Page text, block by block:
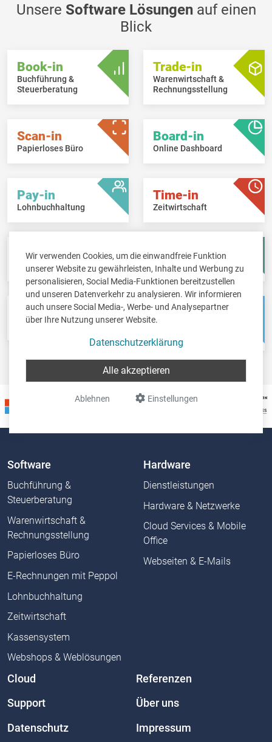
Wir verwenden Cookies, um die einwandfreie Funktion
unserer Website zu gewährleisten, Inhalte und Werbung zu
personalisieren, Social Media-Funktionen bereitzustellen
und unseren Datenverkehr zu analysieren. Wir informieren
auch unsere Social Media-, Werbe- und Analysepartner
über Ihre Nutzung unserer Website.
Datenschutzerklärung
Einstellungen
Ablehnen
Alle akzeptieren
Unsere Software Lösungenauf einen
Blick
Book-in
Buchführung &
Steuerberatung
Trade-in
Warenwirtschaft &
Rechnungsstellung
Scan-in
Papierloses Büro
Board-in
Online Dashboard
Pay-in
Lohnbuchhaltung
Time-in
Zeitwirtschaft
Fisc-in
Steuererklärungen
Account-in
Jahresabschlüsse
Pos-in
Kassensystem
Net-in
Webshops &
Software
Buchführung &
Steuerberatung
Warenwirtschaft &
Rechnungsstellung
Papierloses Büro
E-Rechnungen mit Peppol
Lohnbuchhaltung
Zeitwirtschaft
Kassensystem
Webshops & Weblösungen
Hardware
Dienstleistungen
Hardware & Netzwerke
Cloud Services & Mobile
Office
Webseiten & E-Mails
Cloud Referenzen
Support Über uns
Datenschutz Impressum